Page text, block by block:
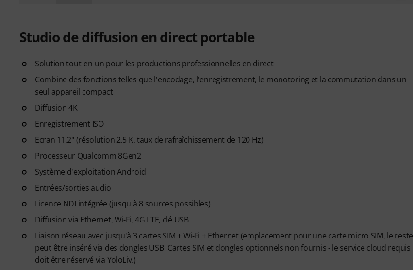
Studio de diffusion en direct portable
Solution tout-en-un pour les productions professionnelles en direct
Combine des fonctions telles que l'encodage, l'enregistrement, le monotoring et la commutation dans un
seul appareil compact
Diffusion 4K
Enregistrement ISO
Ecran 11,2" (résolution 2,5 K, taux de rafraîchissement de 120 Hz)
Processeur Qualcomm 8Gen2
Système d'exploitation Android
Entrées/sorties audio
Licence NDI intégrée (jusqu'à 8 sources possibles)
Diffusion via Ethernet, Wi-Fi, 4G LTE, clé USB
Liaison réseau avec jusqu'à 3 cartes SIM + Wi-Fi + Ethernet (emplacement pour une carte micro SIM, le reste
peut être inséré via des dongles USB. Cartes SIM et dongles optionnels non fournis - le service cloud requis
doit être réservé via YoloLiv.)